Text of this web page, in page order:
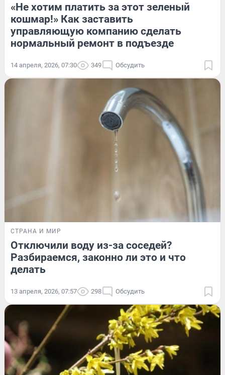
«Не хотим платить за этот зеленый
кошмар!» Как заставить
управляющую компанию сделать
нормальный ремонт в подъезде
14 апреля, 2026, 07:30 349 Обсудить
СТРАНА И МИР
Отключили воду из-за соседей?
Разбираемся, законно ли это и что
делать
13 апреля, 2026, 07:57 298 Обсудить